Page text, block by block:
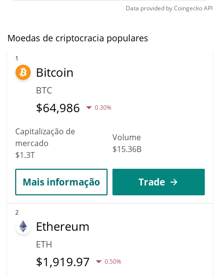
Data provided byCoingeckoAPI
Moedas de criptocracia populares
1
Bitcoin
BTC
$64,986 0.30%
Capitalização de
mercado
$1.3T
Volume
$15.36B
Mais informação Trade
2
Ethereum
ETH
$1,919.97 0.50%